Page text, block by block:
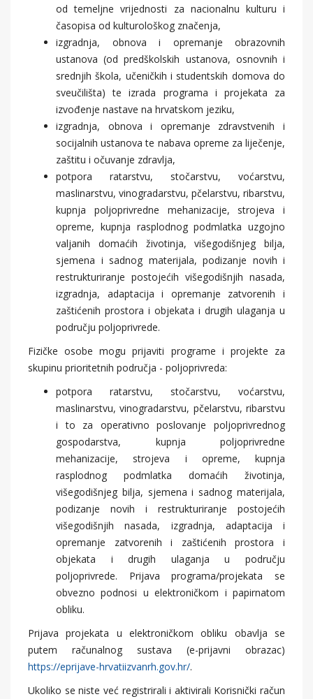
od temeljne vrijednosti za nacionalnu kulturu i
časopisa od kulturološkog značenja,
izgradnja, obnova i opremanje obrazovnih
ustanova (od predškolskih ustanova, osnovnih i
srednjih škola, učeničkih i studentskih domova do
sveučilišta) te izrada programa i projekata za
izvođenje nastave na hrvatskom jeziku,
izgradnja, obnova i opremanje zdravstvenih i
socijalnih ustanova te nabava opreme za liječenje,
zaštitu i očuvanje zdravlja,
potpora ratarstvu, stočarstvu, voćarstvu,
maslinarstvu, vinogradarstvu, pčelarstvu, ribarstvu,
kupnja poljoprivredne mehanizacije, strojeva i
opreme, kupnja rasplodnog podmlatka uzgojno
valjanih domaćih životinja, višegodišnjeg bilja,
sjemena i sadnog materijala, podizanje novih i
restrukturiranje postojećih višegodišnjih nasada,
izgradnja, adaptacija i opremanje zatvorenih i
zaštićenih prostora i objekata i drugih ulaganja u
području poljoprivrede.
Fizičke osobe mogu prijaviti programe i projekte za
skupinu prioritetnih područja - poljoprivreda:
potpora ratarstvu, stočarstvu, voćarstvu,
maslinarstvu, vinogradarstvu, pčelarstvu, ribarstvu
i to za operativno poslovanje poljoprivrednog
gospodarstva, kupnja poljoprivredne
mehanizacije, strojeva i opreme, kupnja
rasplodnog podmlatka domaćih životinja,
višegodišnjeg bilja, sjemena i sadnog materijala,
podizanje novih i restrukturiranje postojećih
višegodišnjih nasada, izgradnja, adaptacija i
opremanje zatvorenih i zaštićenih prostora i
objekata i drugih ulaganja u području
poljoprivrede. Prijava programa/projekata se
obvezno podnosi u elektroničkom i papirnatom
obliku.
Prijava projekata u elektroničkom obliku obavlja se
putem računalnog sustava (e-prijavni obrazac)
https://eprijave-hrvatiizvanrh.gov.hr/.
Ukoliko se niste već registrirali i aktivirali Korisnički račun